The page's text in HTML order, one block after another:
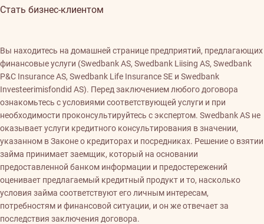
Стать бизнес-клиентом
Вы находитесь на домашней странице предприятий, предлагающих
финансовые услуги (Swedbank AS, Swedbank Liising AS, Swedbank
P&C Insurance AS, Swedbank Life Insurance SE и Swedbank
Investeerimisfondid AS). Перед заключением любого договора
ознакомьтесь с условиями соответствующей услуги и при
необходимости проконсультируйтесь с экспертом. Swedbank AS не
оказывает услуги кредитного консультирования в значении,
указанном в Законе о кредиторах и посредниках. Решение о взятии
займа принимает заемщик, который на основании
предоставленной банком информации и предостережений
оценивает предлагаемый кредитный продукт и то, насколько
условия займа соответствуют его личным интересам,
потребностям и финансовой ситуации, и он же отвечает за
последствия заключения договора.